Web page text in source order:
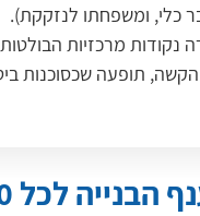
כלי, ומשפחתו לנזקקת).
מרכזיות
תופעה שכסוכנות
100,000 עובדים